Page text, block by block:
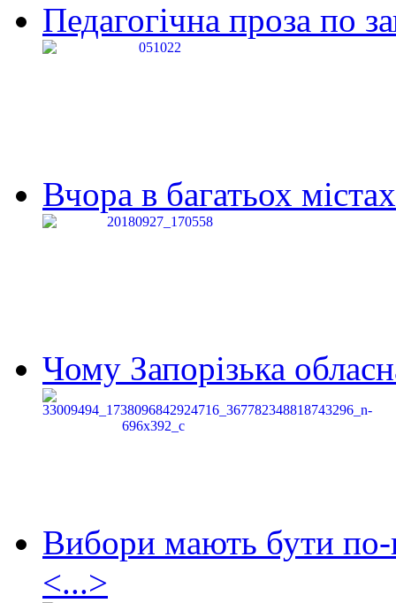
Педагогічна проза по
Вчора в багатьох
Чому Запорізька
Вибори мають бути по-
<...>